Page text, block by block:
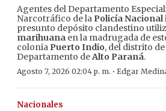
Agentes del Departamento
Narcotráfico de la Policía Nacional
presunto depósito clandestino
marihuana en la madrugada de
colonia Puerto Indio, del distrito de
Departamento deAlto Paraná.
Agosto 7, 2026 02:04 p. m. · Edgar
Nacionales